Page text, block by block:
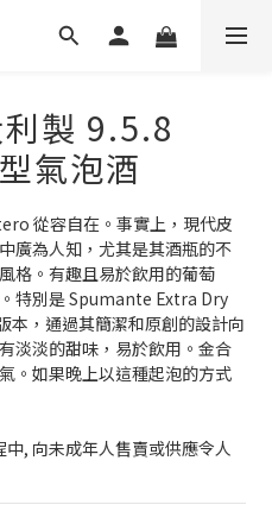
製 9.5.8
氣泡酒
從容自在。事實上，現代皮
廣為人知，尤其是其酒瓶的不
格。有趣且易於飲用的葡萄
特別是 Spumante Extra Dry
本，通過其簡潔和原創的設計向
淡淡的甜味，易於飲用。金合
。如果晚上以這種起泡的方式
, 向未成年人售賣或供應令人